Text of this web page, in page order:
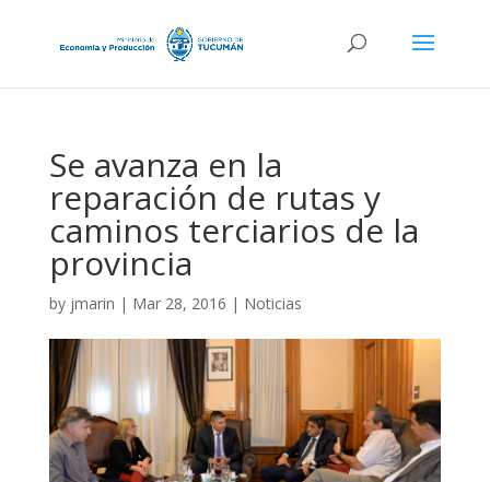
Se avanza en la
reparación de rutas y
caminos terciarios de la
provincia
by jmarin | Mar 28, 2016 | Noticias